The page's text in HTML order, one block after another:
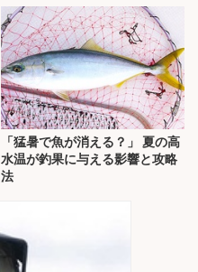
「猛暑で魚が消える？」 夏の高
水温が釣果に与える影響と攻略
法